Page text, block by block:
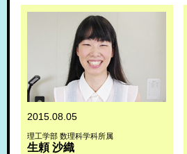
2015.08.05
理工学部 数理科学科所属
生頼 沙織